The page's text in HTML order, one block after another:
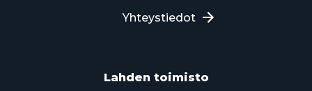
Yhteystiedot
Lahden toimisto